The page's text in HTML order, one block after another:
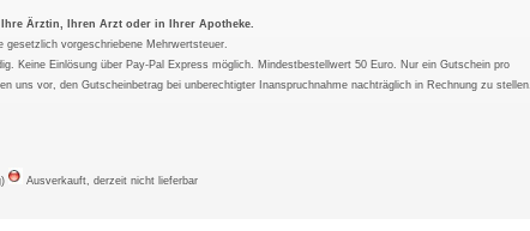
Ärztin, Ihren Arzt oder in Ihrer Apotheke.
vorgeschriebene Mehrwertsteuer.
Keine Einlösung über Pay-Pal Express möglich. Mindestbestellwert 50 Euro. Nur ein Gutschein pro
uns vor, den Gutscheinbetrag bei unberechtigter Inanspruchnahme nachträglich in Rechnung zu stellen.
Ausverkauft, derzeit nicht lieferbar